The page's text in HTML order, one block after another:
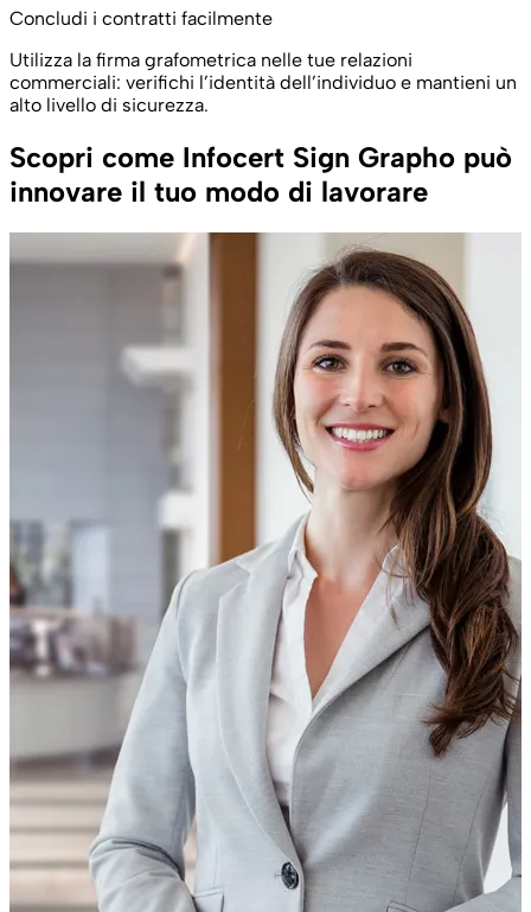
Concludi i contratti facilmente
Utilizza la firma grafometrica nelle tue relazioni
commerciali: verifichi l’identità dell’individuo e mantieni un
alto livello di sicurezza.
Scopri come Infocert Sign Grapho può
innovare il tuo modo di lavorare